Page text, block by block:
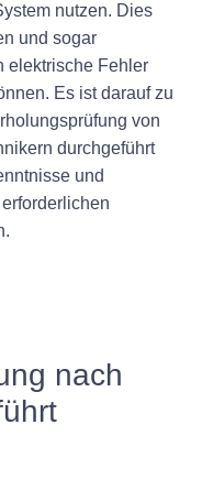
nutzen. Dies
und sogar
elektrische Fehler
Es ist darauf zu
von
durchgeführt
und
nach